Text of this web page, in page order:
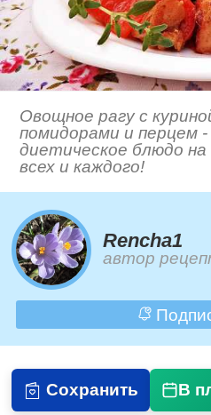
Овощное рагу с
помидорами и перцем
диетическое блюдо
всех и каждого!
Rencha1
автор
Сохранить В